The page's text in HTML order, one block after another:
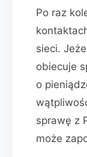
Po raz
sieci.
obiecuje
o
sprawę z
może